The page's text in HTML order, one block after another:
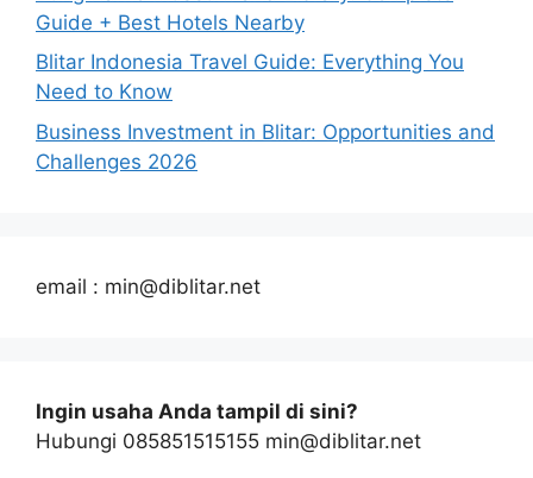
Guide + Best Hotels Nearby
Blitar Indonesia Travel Guide: Everything You
Need to Know
Business Investment in Blitar: Opportunities and
Challenges 2026
email : min@diblitar.net
Ingin usaha Anda tampil di sini?
Hubungi 085851515155 min@diblitar.net